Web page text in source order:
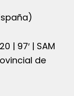
| 97′ | SAM
de